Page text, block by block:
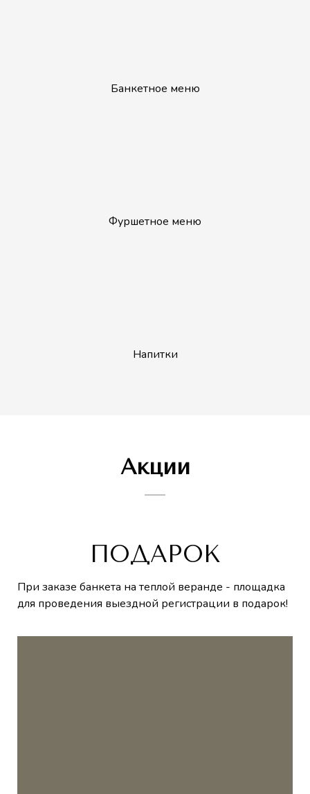
Банкетное меню
Фуршетное меню
Напитки
Акции
ПОДАРОК
При заказе банкета на теплой веранде - площадка
для проведения выездной регистрации в подарок!